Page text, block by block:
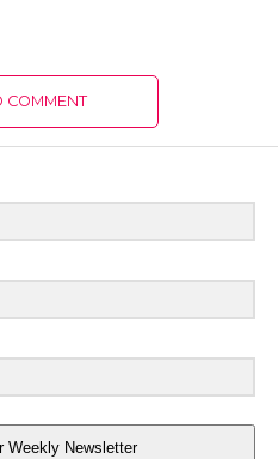
COMMENT
Weekly Newsletter